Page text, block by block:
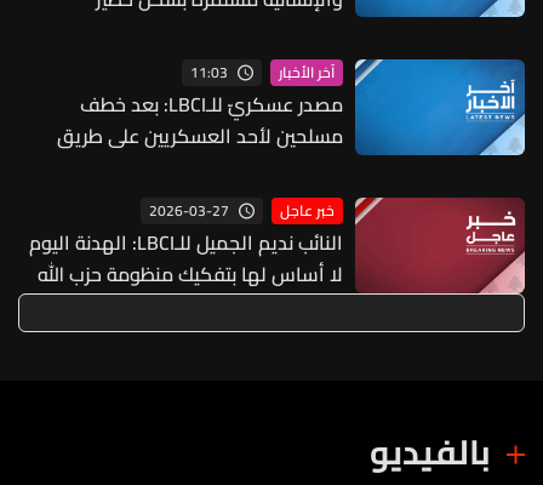
آخر الأخبار 11:03
مصدر عسكريّ للـLBCI: بعد خطف
مسلحين لأحد العسكريين على طريق
شخصيّ باشر الجيش بملاحقتهم ونفّذ
عمليات دهم لتوقيفهم فأُفرج عن
العسكريّ المخطوف والوحدات
المختصة تعمل على توقيف الخاطفين
خبر عاجل 2026-03-27
النائب نديم الجميل للـLBCI: الهدنة اليوم
لا أساس لها بتفكيك منظومة حزب الله
ونزع سلاحه "ما إلا طعمة"
بالفيديو